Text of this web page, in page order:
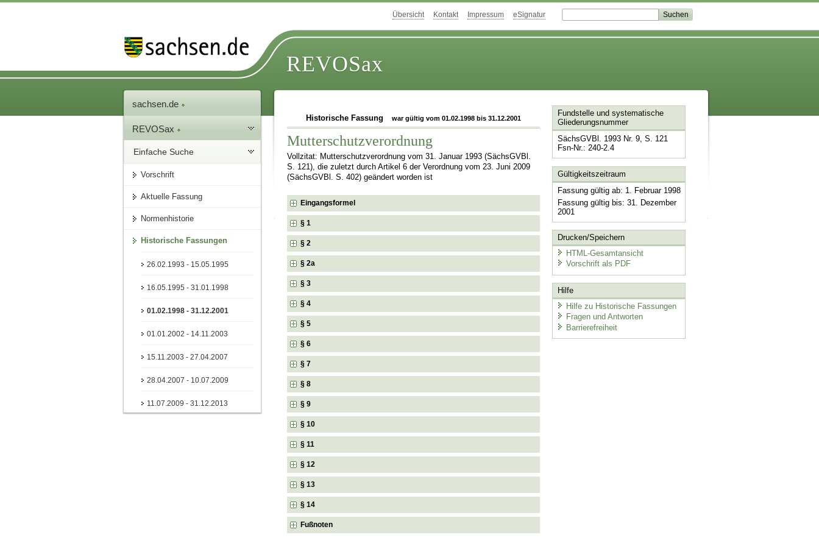
Übersicht Kontakt Impressum eSignatur
REVOSax
sachsen.de
REVOSax
Einfache Suche
Vorschrift
Aktuelle Fassung
Normenhistorie
Historische Fassungen
26.02.1993 - 15.05.1995
16.05.1995 - 31.01.1998
01.02.1998 - 31.12.2001
01.01.2002 - 14.11.2003
15.11.2003 - 27.04.2007
28.04.2007 - 10.07.2009
11.07.2009 - 31.12.2013
Historische Fassung war gültig vom 01.02.1998 bis 31.12.2001
Mutterschutzverordnung
Vollzitat: Mutterschutzverordnung vom 31. Januar 1993 (SächsGVBl.
S. 121), die zuletzt durch Artikel 6 der Verordnung vom 23. Juni 2009
(SächsGVBl. S. 402) geändert worden ist
Eingangsformel
§ 1
§ 2
§ 2a
§ 3
§ 4
§ 5
§ 6
§ 7
§ 8
§ 9
§ 10
§ 11
§ 12
§ 13
§ 14
Fußnoten
Fundstelle und systematische
Gliederungsnummer
SächsGVBl. 1993 Nr. 9, S. 121
Fsn-Nr.: 240-2.4
Gültigkeitszeitraum
Fassung gültig ab: 1. Februar 1998
Fassung gültig bis: 31. Dezember
2001
Drucken/Speichern
HTML-Gesamtansicht
Vorschrift als PDF
Hilfe
Hilfe zu Historische Fassungen
Fragen und Antworten
Barrierefreiheit